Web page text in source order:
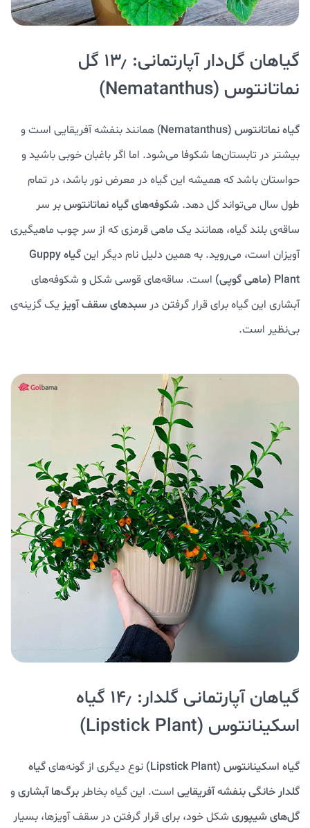
گیاهان گل‌دار آپارتمانی: ۱۳٫ گل
نماتانتوس (Nematanthus)
گیاه نماتانتوس (Nematanthus
) همانند بنفشه آفریقایی است و
بیشتر در تابستان‌ها شکوفا می‌شود. اما اگر باغبان خوبی باشید و
حواستان باشد که همیشه این گیاه در معرض نور باشد، در تمام
طول سال می‌تواند گل دهد. شکوفه‌های گیاه نماتانتوسبر سر
ساقه‌ی بلند گیاه، همانند یک ماهی قرمزی که از سر چوب ماهیگیری
آویزان است، می‌روید. به همین دلیل نام دیگر این
گیاه Guppy
Plant (ماهی گوپی) است. ساقه‌های قوسی شکل و شکوفه‌های
آبشاری این گیاه برای قرار گرفتن درسبدهای سقف آویز یک گزینه‌ی
بی‌نظیر است.
گیاهان آپارتمانی گلدار: ۱۴٫ گیاه
اسکینانتوس (Lipstick Plant)
گیاه اسکینانتوس (Lipstick Plant) نوع دیگری از گونه‌هایگیاه
گلدار خانگی بنفشه آفریقایی است. این گیاه بخاطربرگ‌ها آبشاری و
گل‌های شیپوری شکل خود، برای قرار گرفتن در سقف آویزها، بسیار